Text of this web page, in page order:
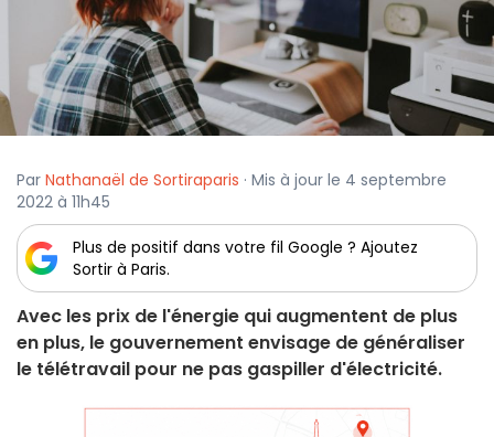
Par Nathanaël de Sortiraparis · Mis à jour le 4 septembre
2022 à 11h45
Plus de positif dans votre fil Google ? Ajoutez
Sortir à Paris.
Avec les prix de l'énergie qui augmentent de plus
en plus, le gouvernement envisage de généraliser
le télétravail pour ne pas gaspiller d'électricité.